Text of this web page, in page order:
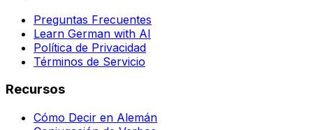
Preguntas Frecuentes
Learn German with AI
Política de Privacidad
Términos de Servicio
Recursos
Cómo Decir en Alemán